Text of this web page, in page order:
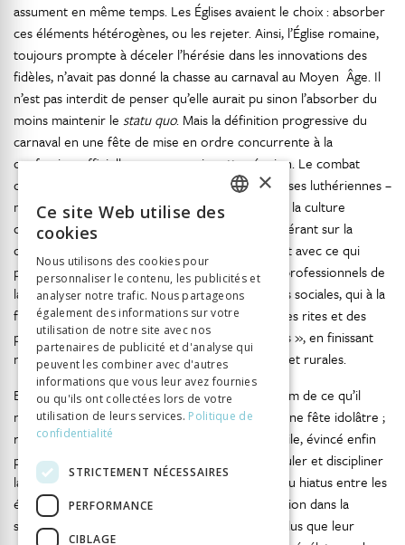
assument en même temps. Les Églises avaient le choix : absorber
ces éléments hétérogènes, ou les rejeter. Ainsi, l’Église romaine,
toujours prompte à déceler l’hérésie dans les innovations des
fidèles, n’avait pas donné la chasse au carnaval au Moyen Âge. Il
n’est pas interdit de penser qu’elle aurait pu sinon l’absorber du
moins maintenir le statu quo. Mais la définition progressive du
carnaval en une fête de mise en ordre concurrente à la
confession officielle, a compromis cette réunion. Le combat
contre Carnaval marque le raidissement des Églises luthériennes –
mais pas seulement – qui veulent homogénéiser la culture
confessionnelle, et qui – en définissant puis légiférant sur la
culture qui leur préexistait – rompent finalement avec ce qui
précédait. En la matière, ils ouvrent la voie aux professionnels de
la foi et des biens du Salut, et avec eux aux élites sociales, qui à la
fin du XVIesiècle et au XVIIesiècle s’éloignent des rites et des
pratiques collectives anciennes, des « croyances », en finissant
notamment par les désigner comme populaires et rurales.
En somme, le carnaval aurait été révoqué au nom de ce qu’il
n’était pas mais de ce qu’on craignait qu’il soit : une fête idolâtre ;
répudié comme arme dangereuse devenue inutile, évincé enfin
pour tenter de monopoliser les moyens de réguler et discipliner
la société. Ces décalages proviennent bien sûr du hiatus entre les
écrits normatifs et leur réelle efficacité et diffusion dans la
société, mais aussi du fait que les textes visent plus que leur
ITALIAN
×
Ce site Web utilise des
cookies
Nous utilisons des cookies pour
personnaliser le contenu, les publicités et
analyser notre trafic. Nous partageons
également des informations sur votre
utilisation de notre site avec nos
partenaires de publicité et d'analyse qui
peuvent les combiner avec d'autres
informations que vous leur avez fournies
ou qu'ils ont collectées lors de votre
utilisation de leurs services. Politique de
confidentialité
STRICTEMENT NÉCESSAIRES
PERFORMANCE
CIBLAGE